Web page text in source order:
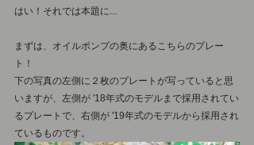
はい！それでは本題に...
まずは、オイルポンプの奥にあるこちらのプレー
ト！
下の写真の左側に２枚のプレートが写っていると思
いますが、左側が '18年式のモデルまで採用されてい
るプレートで、右側が '19年式のモデルから採用され
ているものです。